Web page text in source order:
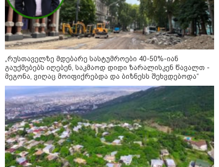
სამართალი
„რუსთაველზე მდებარე სასტუმროები 40-50%-იან
გაუქმებებს იღებენ, საკმაოდ დიდი ზარალისკენ წავალთ -
მეგონა, ვიღაც მოიფიქრებდა და ბიზნესს შეხვდებოდა“